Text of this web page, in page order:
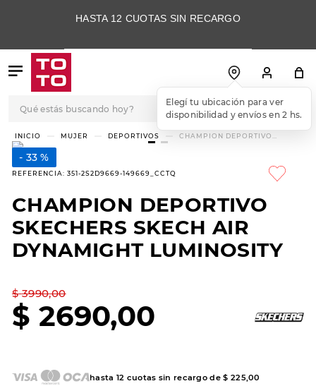
HASTA 12 CUOTAS SIN RECARGO
Elegí tu ubicación para ver
disponibilidad y envíos en 2 hs.
MUJER DEPORTIVOS
CHAMPION DEPORTIVO
33 %
REFERENCIA: 351-2S2D9669-149669_CCTQ
CHAMPION DEPORTIVO
SKECHERS SKECH AIR
DYNAMIGHT LUMINOSITY
$ 3990,00
$ 2690,00
hasta 12 cuotas sin recargo de$ 225,00
TÉRMINOS MÁS
BUSCADOS
1.
3.
skechers slip-ins
4
championes